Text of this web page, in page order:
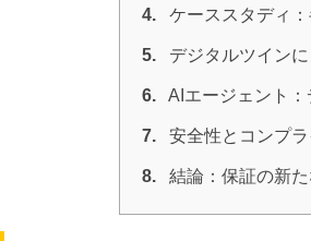
4. ケーススタディ
5. デジタルツイン
6. AIエージェント
7. 安全性とコンプ
8. 結論：保証の新